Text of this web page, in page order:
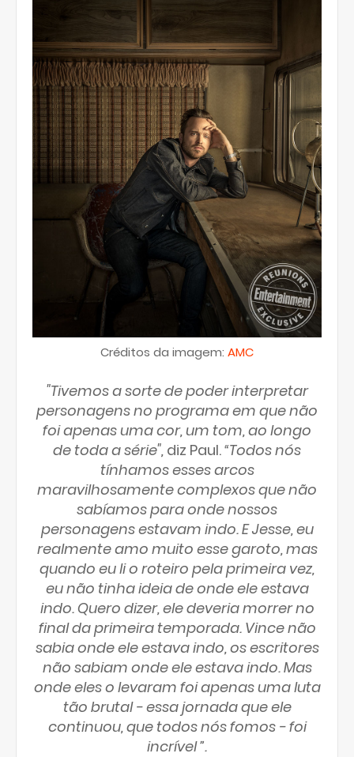
Créditos da imagem: AMC
"Tivemos a sorte de poder interpretar
personagens no programa em que não
foi apenas uma cor, um tom, ao longo
de toda a série", diz Paul.“Todos nós
tínhamos esses arcos
maravilhosamente complexos que não
sabíamos para onde nossos
personagens estavam indo. E Jesse, eu
realmente amo muito esse garoto, mas
quando eu li o roteiro pela primeira vez,
eu não tinha ideia de onde ele estava
indo. Quero dizer, ele deveria morrer no
final da primeira temporada. Vince não
sabia onde ele estava indo, os escritores
não sabiam onde ele estava indo. Mas
onde eles o levaram foi apenas uma luta
tão brutal - essa jornada que ele
continuou, que todos nós fomos - foi
incrível ”.